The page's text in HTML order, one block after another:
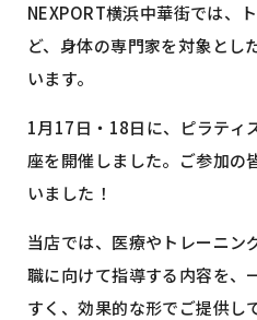
NEXPORT横浜中華街では、
ど、身体の専門家を対象とし
います。
1月17日・18日に、ピラティ
座を開催しました。ご参加の
いました！
当店では、医療やトレーニン
職に向けて指導する内容を、
すく、効果的な形でご提供し